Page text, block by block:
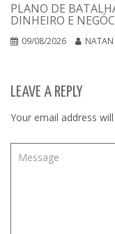
PLANO DE
DINHEIRO E
09/08/2026 NATAN
LEAVE A REPLY
Your email address